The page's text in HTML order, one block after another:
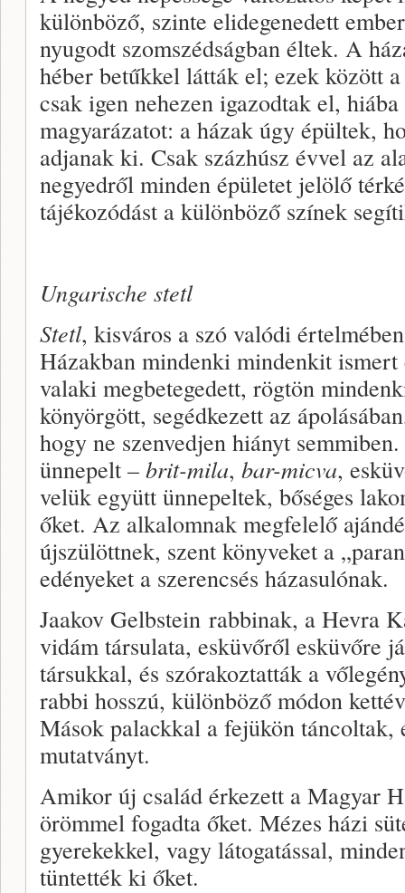
különböző, szinte elidegenedett
nyugodt szomszédságban éltek. A
héber betűkkel látták el; ezek között
csak igen nehezen igazodtak el,
magyarázatot: a házak úgy épültek,
adjanak ki. Csak százhúsz évvel az
negyedről minden épületet jelölő
tájékozódást a különböző színek
Ungarische stetl
Stetl, kisváros a szó valódi
Házakban mindenki mindenkit ismert
valaki megbetegedett, rögtön
könyörgött, segédkezett az
hogy ne szenvedjen hiányt
ünnepelt – brit-mila, bar-micva,
velük együtt ünnepeltek, bőséges
őket. Az alkalomnak megfelelő
újszülöttnek, szent könyveket a
edényeket a szerencsés házasulónak.
Jaakov Gelbstein rabbinak, a Hevra
vidám társulata, esküvőről esküvőre
társukkal, és szórakoztatták a
rabbi hosszú, különböző módon
Mások palackkal a fejükön táncoltak,
mutatványt.
Amikor új család érkezett a Magyar
örömmel fogadta őket. Mézes házi
gyerekekkel, vagy látogatással,
tüntették ki őket.